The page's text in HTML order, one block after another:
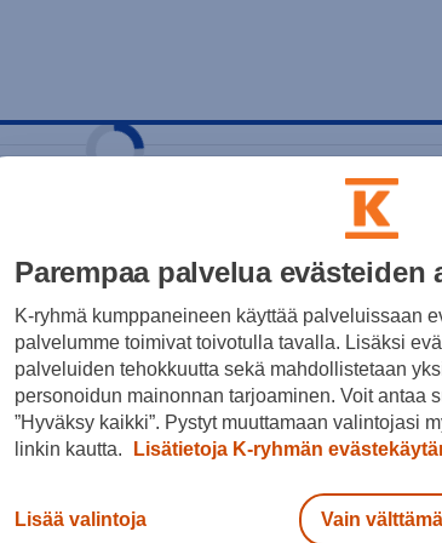
naisten mitoituksella
Parempaa palvelua evästeiden
K-ryhmä kumppaneineen käyttää palveluissaan
palvelumme toimivat toivotulla tavalla. Lisäksi
palveluiden tehokkuutta sekä mahdollistetaan
personoidun mainonnan tarjoaminen. Voit antaa
”Hyväksy kaikki”. Pystyt muuttamaan valintojasi
linkin kautta.
Lisätietoja K-ryhmän
Lisää valintoja Vain